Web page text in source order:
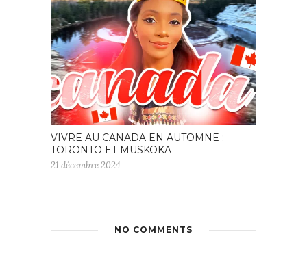
VIVRE AU CANADA EN AUTOMNE :
TORONTO ET MUSKOKA
21 décembre 2024
NO COMMENTS